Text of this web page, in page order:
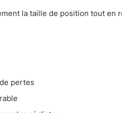
la taille de position tout en
pertes